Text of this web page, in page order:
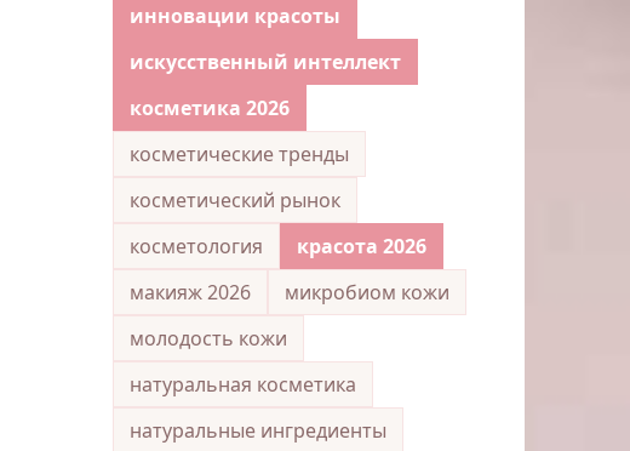
инновации красоты
искусственный интеллект
косметика 2026
косметические тренды
косметический рынок
косметология
красота 2026
макияж 2026
микробиом кожи
молодость кожи
натуральная косметика
натуральные ингредиенты